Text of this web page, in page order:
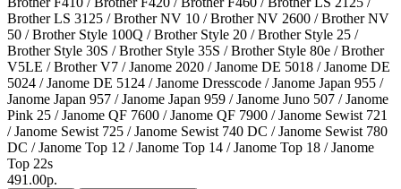
Brother LS 3125 / Brother NV 10 / Brother NV 2600 / Brother NV
50 / Brother Style 100Q / Brother Style 20 / Brother Style 25 /
Brother Style 30S / Brother Style 35S / Brother Style 80e / Brother
V5LE / Brother V7 / Janome 2020 / Janome DE 5018 / Janome DE
5024 / Janome DE 5124 / Janome Dresscode / Janome Japan 955 /
Janome Japan 957 / Janome Japan 959 / Janome Juno 507 / Janome
Pink 25 / Janome QF 7600 / Janome QF 7900 / Janome Sewist 721
/ Janome Sewist 725 / Janome Sewist 740 DC / Janome Sewist 780
DC / Janome Top 12 / Janome Top 14 / Janome Top 18 / Janome
Top 22s
491.00р.